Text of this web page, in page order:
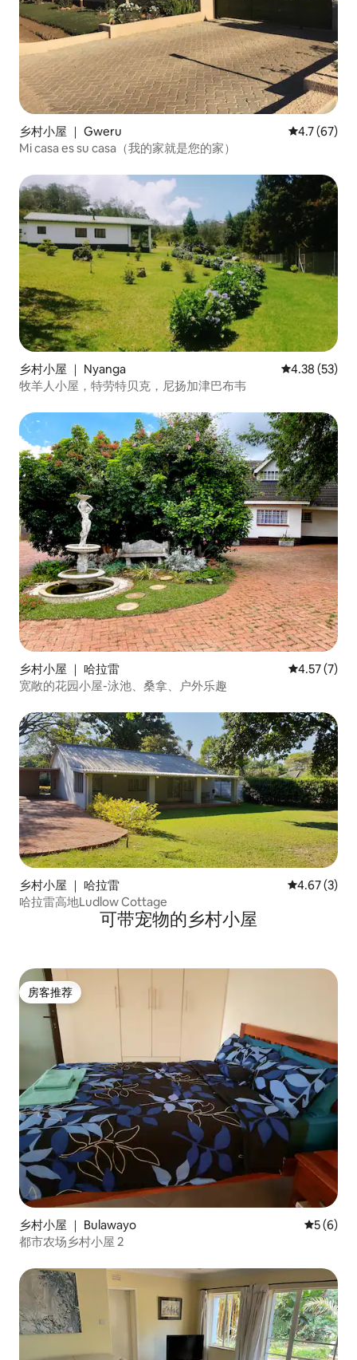
乡村小屋 ｜ Gweru 平均评分
4.7 (67)
Mi casa es su casa（我的家就是您的家）
乡村小屋 ｜ Nyanga 平均评分
4.38 (53)
牧羊人小屋，特劳特贝克，尼扬加津巴布韦
乡村小屋 ｜ 哈拉雷 平均评分
4.57 (7)
宽敞的花园小屋-泳池、桑拿、户外乐趣
乡村小屋 ｜ 哈拉雷 平均评分
4.67 (3)
哈拉雷高地Ludlow Cottage
可带宠物的乡村小屋
房客推荐
房客推荐
乡村小屋 ｜ Bulawayo 平均评分
5 (6)
都市农场乡村小屋 2